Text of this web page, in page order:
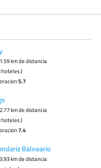
km de distancia
hoteles )
5.7
km de distancia
hoteles )
7.4
Balneario
km de distancia